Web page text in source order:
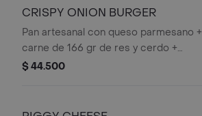
CRISPY ONION BURGER
Pan artesanal con queso parmesano +
carne de 166 gr de res y cerdo +
queso cheddar + doble tocineta +
balsámica y queso parmessano grana
$ 44.500